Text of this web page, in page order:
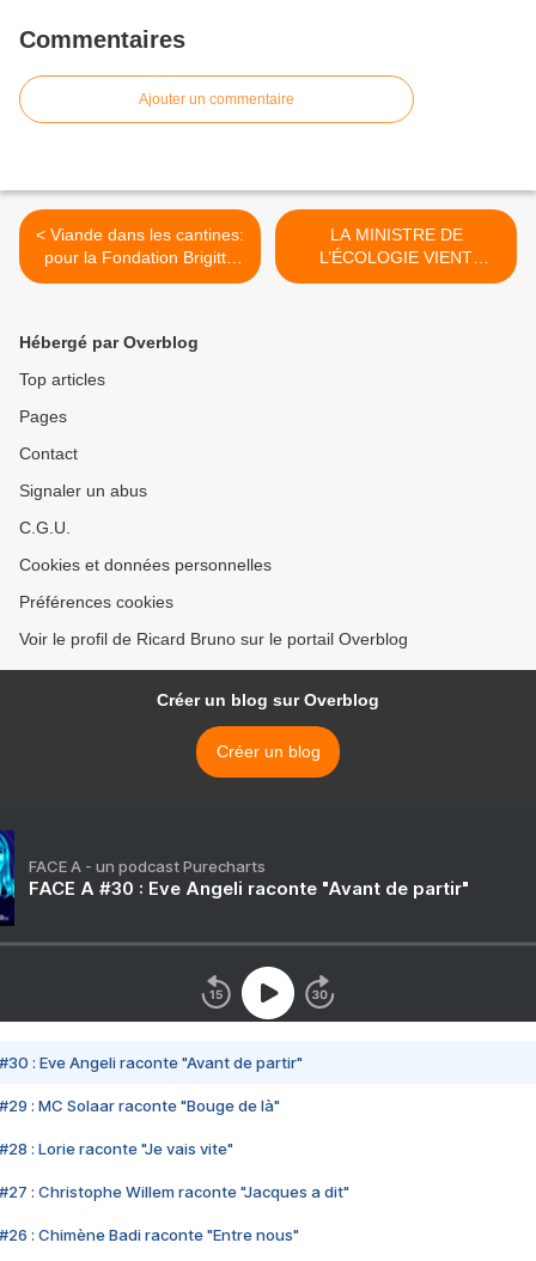
Commentaires
Ajouter un commentaire
< Viande dans les cantines:
pour la Fondation Brigitte
Bardot "il n'y a pas de
LA MINISTRE DE
L’ÉCOLOGIE VIENT
D’AUTORISER LE
Hébergé par Overblog
Top articles
Pages
Contact
Signaler un abus
C.G.U.
Cookies et données personnelles
Préférences cookies
Voir le profil de Ricard Bruno sur le portail Overblog
Créer un blog sur Overblog
Créer un blog
FACE A - un podcast Purecharts
FACE A #30 : Eve Angeli raconte "Avant de partir"
#30 : Eve Angeli raconte "Avant de partir"
#29 : MC Solaar raconte "Bouge de là"
#28 : Lorie raconte "Je vais vite"
#27 : Christophe Willem raconte "Jacques a dit"
#26 : Chimène Badi raconte "Entre nous"